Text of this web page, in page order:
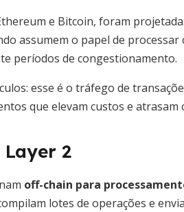
e Bitcoin, foram
assumem o papel de processar
períodos de congestionamento.
esse é o tráfego de
que elevam custos e atrasam
2
off-chain para
lotes de operações e